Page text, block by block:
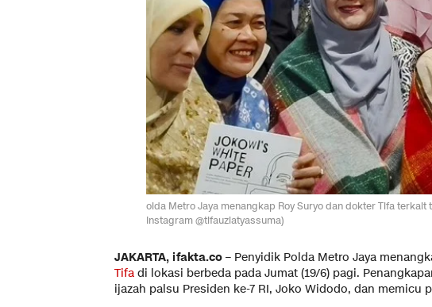
olda Metro Jaya menangkap Roy Suryo dan dokter Tifa
Instagram @tifauziatyassuma)
JAKARTA, ifakta.co – Penyidik Polda Metro Jaya
Tifa di lokasi berbeda pada Jumat (19/6) pagi.
ijazah palsu Presiden ke-7 RI, Joko Widodo, dan memicu